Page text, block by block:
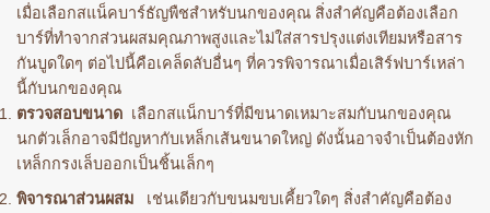
เมื่อเลือกสแน็คบาร์ธัญพืชสำหรับนกของคุณ สิ่งสำคัญคือต้องเลือก
บาร์ที่ทำจากส่วนผสมคุณภาพสูงและไม่ใส่สารปรุงแต่งเทียมหรือสาร
กันบูดใดๆ ต่อไปนี้คือเคล็ดลับอื่นๆ ที่ควรพิจารณาเมื่อเสิร์ฟบาร์เหล่า
นี้กับนกของคุณ
ตรวจสอบขนาด เลือกสแน็กบาร์ที่มีขนาดเหมาะสมกับนกของคุณ
นกตัวเล็กอาจมีปัญหากับเหล็กเส้นขนาดใหญ่ ดังนั้นอาจจำเป็นต้องหัก
เหล็กกรงเล็บออกเป็นชิ้นเล็กๆ
พิจารณาส่วนผสม เช่นเดียวกับขนมขบเคี้ยวใดๆ สิ่งสำคัญคือต้อง